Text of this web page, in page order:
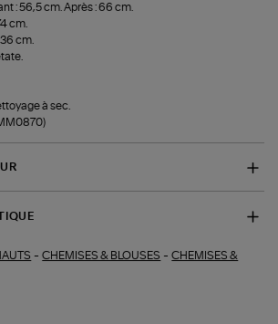
: 56,5 cm. Après : 66 cm.
cm.
cm.
à sec.
-CHEMISES & BLOUSES -CHEMISES &